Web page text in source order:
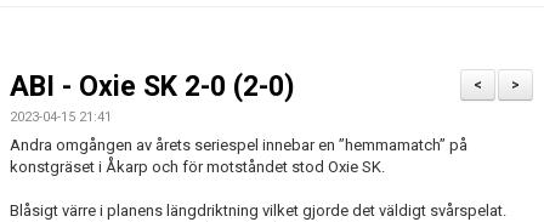
DOKUMENT
KONTAKT
MATCHER
>
<
ABI - Oxie SK 2-0 (2-0)
2023-04-15 21:41
Andra omgången av årets seriespel innebar en ”hemmamatch” på
konstgräset i Åkarp och för motståndet stod Oxie SK.
Blåsigt värre i planens längdriktning vilket gjorde det väldigt svårspelat.